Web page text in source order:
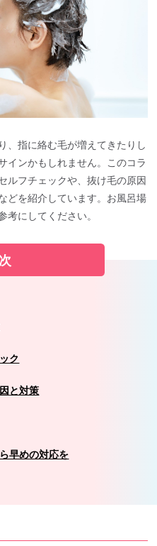
、指に絡む毛が増えてきたりし
インかもしれません。このコラ
ルフチェックや、抜け毛の原因
どを紹介しています。お風呂場
にしてください。
ク
と対策
早めの対応を